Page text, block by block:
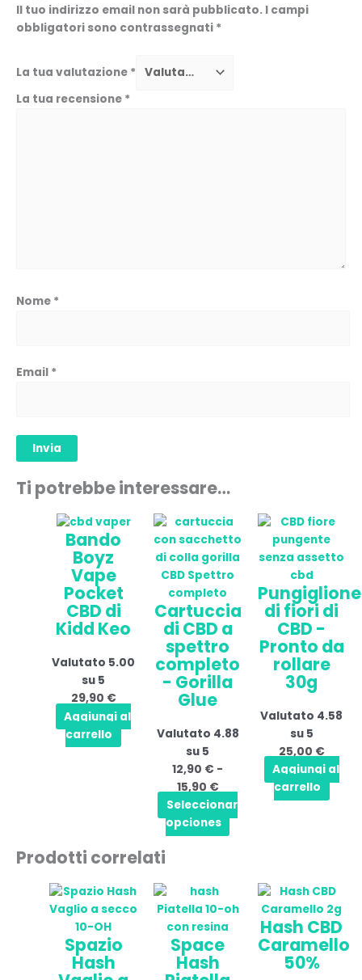
Il tuo indirizzo email non sarà pubblicato. I campi
obbligatori sono contrassegnati *
La tua valutazione *
La tua recensione *
Nome *
Email *
Ti potrebbe interessare…
Bando
Boyz
Vape
Pocket
CBD di
Kidd Keo
Valutato 5.00
su 5
29,90 €
Aggiungi al
carrello
Cartuccia
di CBD a
spettro
completo
- Gorilla
Glue
Valutato 4.88
su 5
12,90 € -
15,90 €
Fascia
di
prezzo:
da
12,90 €
a
15,90 €
Seleccionar
opciones
Questo
prodotto
ha
più
varianti.
Le
opzioni
possono
essere
scelte
pagina
del
prodotto
Pungiglione
di fiori di
CBD -
Pronto da
rollare
30g
Valutato 4.58
su 5
25,00 €
Aggiungi al
carrello
Prodotti correlati
Spazio
Hash
Fascia
di
da
Questo
prodotto
Space
Hash
Fascia
di
prezzo:
da
Questo
prodotto
Hash CBD
Caramello
50%
di
da
ha
più